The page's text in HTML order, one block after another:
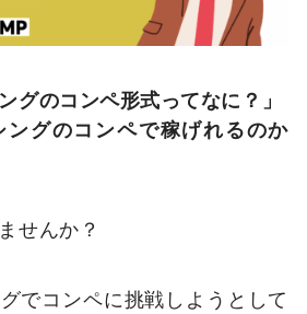
グのコンペ形式ってなに？」
ングのコンペで稼げれるのか
せんか？
でコンペに挑戦しようとして